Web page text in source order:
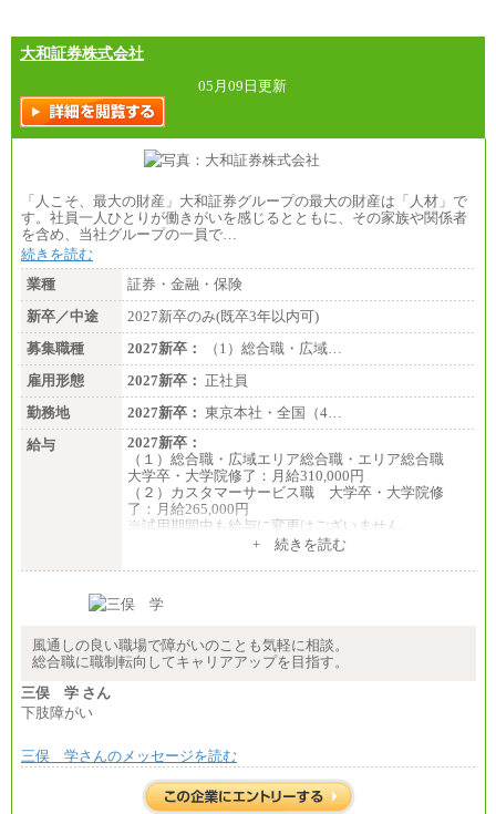
大和証券株式会社
05月09日更新
「人こそ、最大の財産」大和証券グループの最大の財産は「人材」で
す。社員一人ひとりが働きがいを感じるとともに、その家族や関係者
を含め、当社グループの一員で…
続きを読む
業種
証券・金融・保険
新卒／中途
2027新卒のみ(既卒3年以内可)
募集職種
2027新卒：
（1）総合職・広域…
雇用形態
2027新卒： 正社員
勤務地
2027新卒： 東京本社・全国（4…
給与
2027新卒：
（１）総合職・広域エリア総合職・エリア総合職
大学卒・大学院修了：月給310,000円
（２）カスタマーサービス職 大学卒・大学院修
了：月給265,000円
※試用期間中も給与に変更はございません
+ 続きを読む
風通しの良い職場で障がいのことも気軽に相談。
総合職に職制転向してキャリアアップを目指す。
三俣 学 さん
下肢障がい
三俣 学さんのメッセージを読む